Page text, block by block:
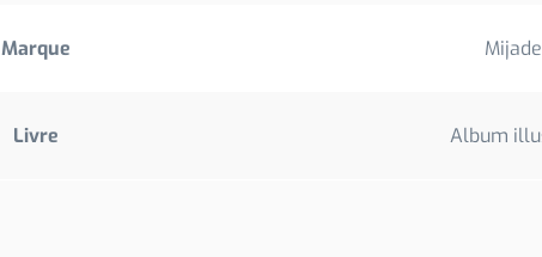
Marque Mijade
Livre Album